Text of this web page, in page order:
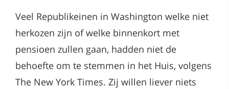
Veel Republikeinen in Washington welke niet
herkozen zijn of welke binnenkort met
pensioen zullen gaan, hadden niet de
behoefte om te stemmen in het Huis, volgens
The New York Times. Zij willen liever niets